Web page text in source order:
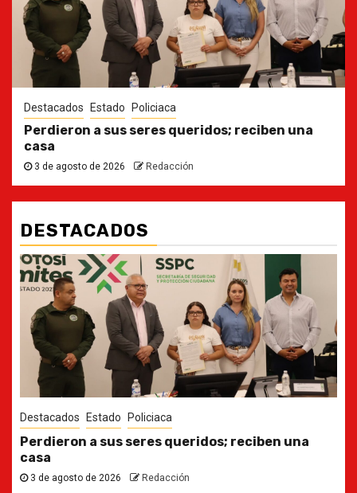
Destacados Estado Policiaca
Perdieron a sus seres queridos; reciben una
casa
3 de agosto de 2026 Redacción
DESTACADOS
Destacados Estado
Ya casi, el quinto informe del Gobernador
30 de julio de 2026